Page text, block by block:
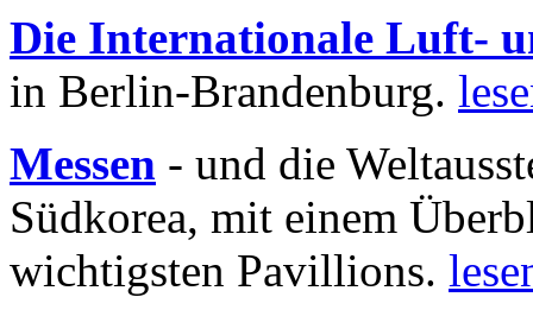
Die Internationale Luft-
in Berlin-Brandenburg.
Messen - und die
Südkorea, mit einem
wichtigsten Pavillions.